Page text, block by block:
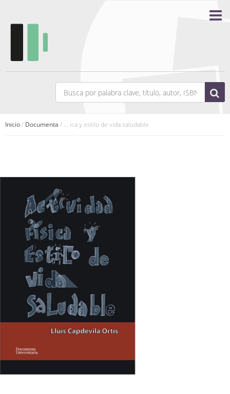
Inicio/ Documenta / ... ica y estilo de vida saludable